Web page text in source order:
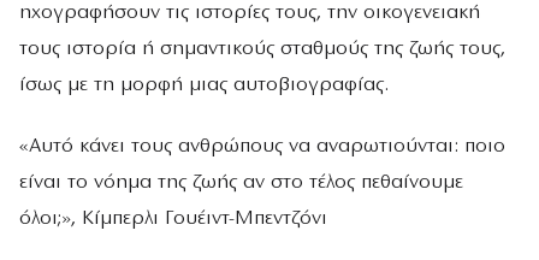
ηχογραφήσουν τις ιστορίες τους, την οικογενειακή
τους ιστορία ή σημαντικούς σταθμούς της ζωής τους,
ίσως με τη μορφή μιας αυτοβιογραφίας.
«Αυτό κάνει τους ανθρώπους να αναρωτιούνται: ποιο
είναι το νόημα της ζωής αν στο τέλος πεθαίνουμε
όλοι;», Κίμπερλι Γουέιντ-Μπεντζόνι